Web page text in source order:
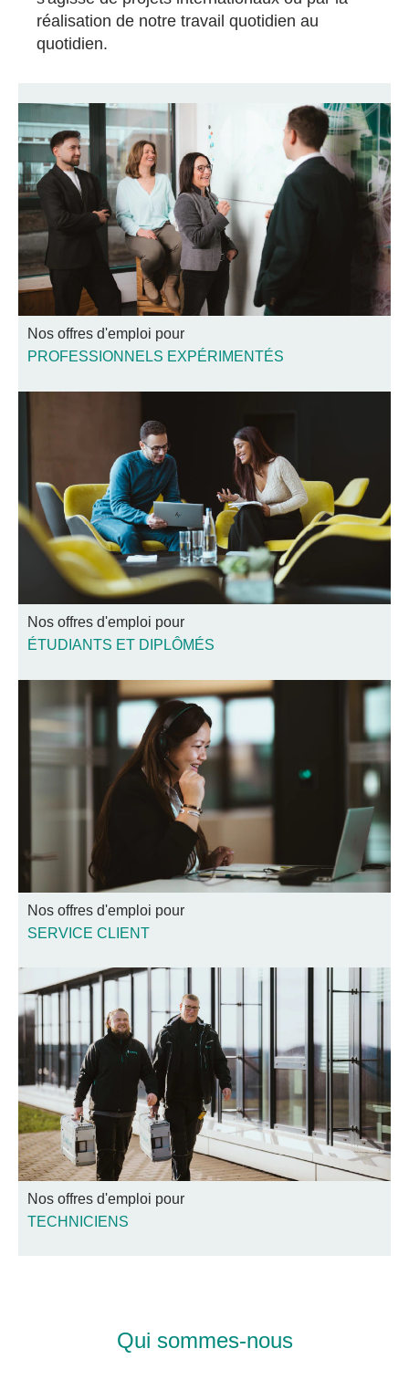
réalisation de notre travail quotidien au
quotidien.
Nos offres d'emploi pour
PROFESSIONNELS EXPÉRIMENTÉS
Nos offres d'emploi pour
ÉTUDIANTS ET DIPLÔMÉS
Nos offres d'emploi pour
SERVICE CLIENT
Nos offres d'emploi pour
TECHNICIENS
Qui sommes-nous